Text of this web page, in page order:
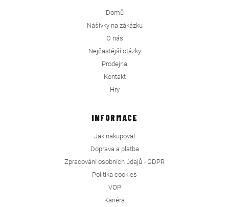
Domů
Nášivky na zákázku
O nás
Nejčastější otázky
Prodejna
Kontakt
Hry
INFORMACE
Jak nakupovat
Doprava a platba
Zpracování osobních údajů - GDPR
Politika cookies
VOP
Kariéra